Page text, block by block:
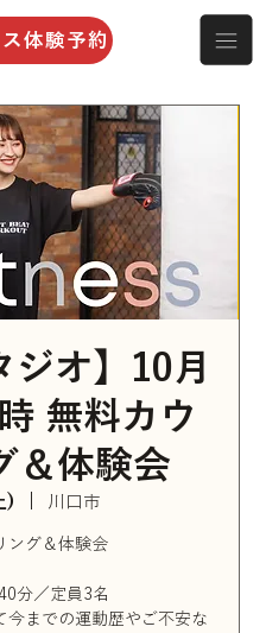
ス体験予約
ジオ】10月
無料カウ
＆体験会
) 川口市
ング＆体験会
分／定員3名
今までの運動歴やご不安な